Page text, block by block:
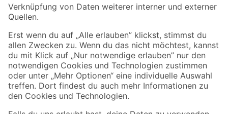
Sicher einkaufen
Jetzt die toom-App herunterladen